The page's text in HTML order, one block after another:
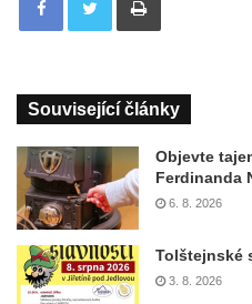
Související články
Objevte
Ferdinanda
6. 8. 2026
Tolštejnské
3. 8. 2026